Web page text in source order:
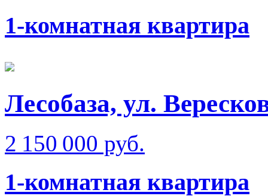
1-комнатная квартира
Лесобаза, ул.
2 150 000 руб.
1-комнатная квартира